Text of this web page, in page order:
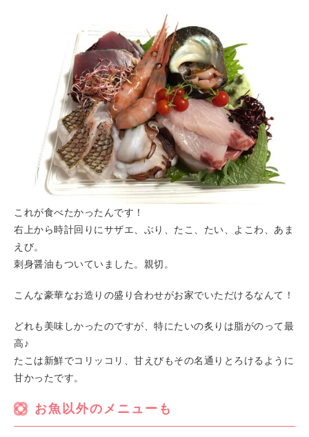
これが食べたかったんです！
右上から時計回りにサザエ、ぶり、たこ、たい、よこわ、あま
えび。
刺身醤油もついていました。親切。
こんな豪華なお造りの盛り合わせがお家でいただけるなんて！
どれも美味しかったのですが、特にたいの炙りは脂がのって最
高♪
たこは新鮮でコリッコリ、甘えびもその名通りとろけるように
甘かったです。
お魚以外のメニューも